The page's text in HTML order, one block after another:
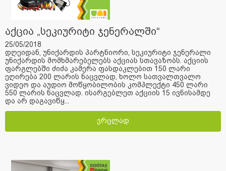
აქცია „სეკიურიტი ჯენერალში“
25/05/2018
დღეიდან, უნიქარდის პარტნიორი, სეკიურიტი ჯენერალი
უნიქარდის მომხმარებელებს აქციას სთავაზობს. აქციის
ფარგლებში ძიძა კამერა ფასდაკლებით 150 ლარი
ეღირება 200 ლარის ნაცვლად, ხოლო სათვალთვალო
ვიდეო და აუდიო მოწყობილობის კომპლექტი 450 ლარი
550 ლარის ნაცვლად. ისარგებლეთ აქციის 15 ივნისამდე
და არ დაგავიწყ...
ვრცლად